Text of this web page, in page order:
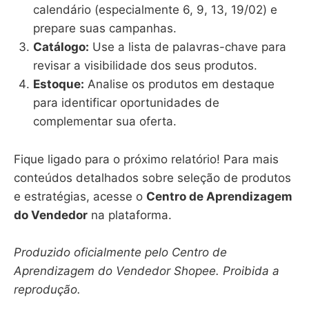
calendário (especialmente 6, 9, 13, 19/02) e
prepare suas campanhas.
Catálogo: Use a lista de palavras-chave para
revisar a visibilidade dos seus produtos.
Estoque: Analise os produtos em destaque
para identificar oportunidades de
complementar sua oferta.
Fique ligado para o próximo relatório! Para mais
conteúdos detalhados sobre seleção de produtos
e estratégias, acesse o Centro de Aprendizagem
do Vendedor na plataforma.
Produzido oficialmente pelo Centro de
Aprendizagem do Vendedor Shopee. Proibida a
reprodução.